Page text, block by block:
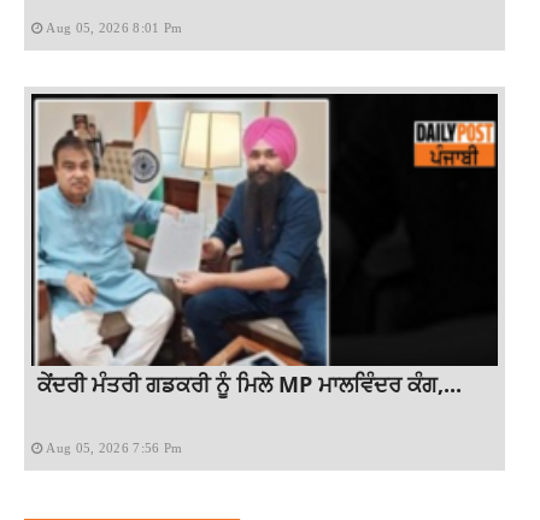
Aug 05, 2026 8:01 Pm
ਕੇਂਦਰੀ ਮੰਤਰੀ ਗਡਕਰੀ ਨੂੰ ਮਿਲੇ MP ਮਾਲਵਿੰਦਰ ਕੰਗ,...
Aug 05, 2026 7:56 Pm